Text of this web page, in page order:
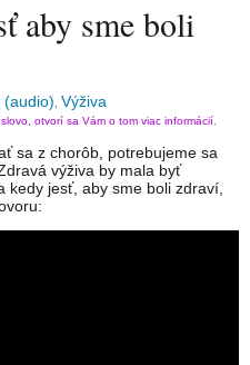
aby sme boli
(audio) Výživa
otvorí sa Vám o tom viac informácií.
sa z chorôb, potrebujeme sa
výživa by mala byť
kedy jesť, aby sme boli zdraví,